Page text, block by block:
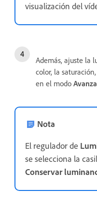
visualización del
Además, ajuste la
color, la
en el modo
Nota
El regulador de
se selecciona la
Conservar